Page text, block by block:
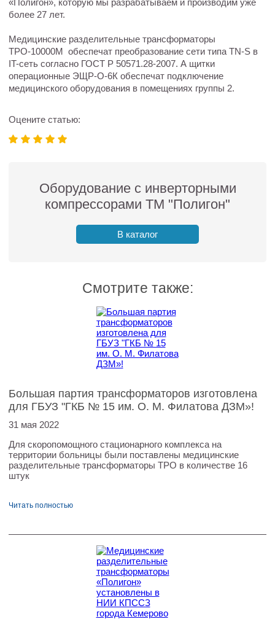
«Полигон», которую мы разрабатываем и производим уже
более 27 лет.
Медицинские разделительные трансформаторы
ТРО-10000М обеспечат преобразование сети типа TN-S в
IT-сеть согласно ГОСТ Р 50571.28-2007. А щитки
операционные ЭЩР-О-6К обеспечат подключение
медицинского оборудования в помещениях группы 2.
Оцените статью:
Оборудование с инверторными
компрессорами ТМ "Полигон"
В каталог
Смотрите также:
Большая партия трансформаторов изготовлена
для ГБУЗ "ГКБ № 15 им. О. М. Филатова ДЗМ»!
31 мая 2022
Для скоропомощного стационарного комплекса на
территории больницы были поставлены медицинские
разделительные трансформаторы ТРО в количестве 16
штук
Читать полностью